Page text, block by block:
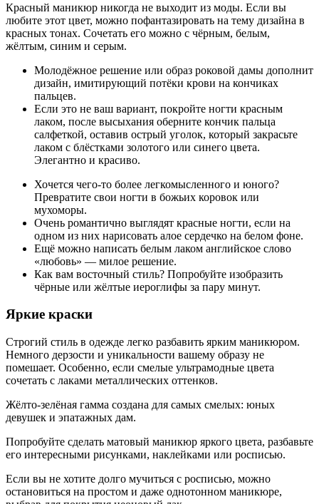
Красный маникюр никогда не выходит из моды. Если вы
любите этот цвет, можно пофантазировать на тему дизайна в
красных тонах. Сочетать его можно с чёрным, белым,
жёлтым, синим и серым.
Молодёжное решение или образ роковой дамы дополнит
дизайн, имитирующий потёки крови на кончиках
пальцев.
Если это не ваш вариант, покройте ногти красным
лаком, после высыхания оберните кончик пальца
салфеткой, оставив острый уголок, который закрасьте
лаком с блёстками золотого или синего цвета.
Элегантно и красиво.
Хочется чего-то более легкомысленного и юного?
Превратите свои ногти в божьих коровок или
мухоморы.
Очень романтично выглядят красные ногти, если на
одном из них нарисовать алое сердечко на белом фоне.
Ещё можно написать белым лаком английское слово
«любовь» — милое решение.
Как вам восточный стиль? Попробуйте изобразить
чёрные или жёлтые иероглифы за пару минут.
Яркие краски
Строгий стиль в одежде легко разбавить ярким маникюром.
Немного дерзости и уникальности вашему образу не
помешает. Особенно, если смелые ультрамодные цвета
сочетать с лаками металлических оттенков.
Жёлто-зелёная гамма создана для самых смелых: юных
девушек и эпатажных дам.
Попробуйте сделать матовый маникюр яркого цвета, разбавьте
его интересными рисунками, наклейками или росписью.
Если вы не хотите долго мучиться с росписью, можно
остановиться на простом и даже однотонном маникюре,